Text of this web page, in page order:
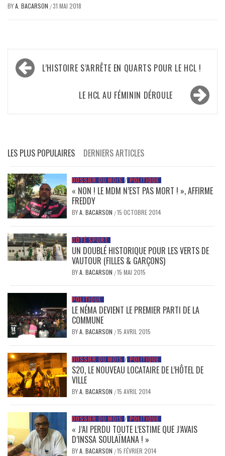
BYA. BACARSON /31 MAI 2018
Navigation
de L’HISTOIRE S’ARRÊTE EN QUARTS POUR LE HCL !
LE HCL AU FÉMININ DÉROULE
LES PLUS POPULAIRES DERNIERS ARTICLES
DOSSIER DU MOIS / POLITIQUE
« NON ! LE MDM N’EST PAS MORT ! », AFFIRME
FREDDY
BYA. BACARSON /15 OCTOBRE 2014
CÔTÉ SPORT
UN DOUBLÉ HISTORIQUE POUR LES VERTS DE
VAUTOUR (FILLES & GARÇONS)
BYA. BACARSON /15 MAI 2015
POLITIQUE
LE NÉMA DEVIENT LE PREMIER PARTI DE LA
COMMUNE
BYA. BACARSON /15 AVRIL 2015
DOSSIER DU MOIS / POLITIQUE
S2O, LE NOUVEAU LOCATAIRE DE L’HÔTEL DE
VILLE
BYA. BACARSON /15 AVRIL 2014
DOSSIER DU MOIS / POLITIQUE
« J’AI PERDU TOUTE L’ESTIME QUE J’AVAIS
D’INSSA SOULAÏMANA ! »
BYA. BACARSON /15 FÉVRIER 2014